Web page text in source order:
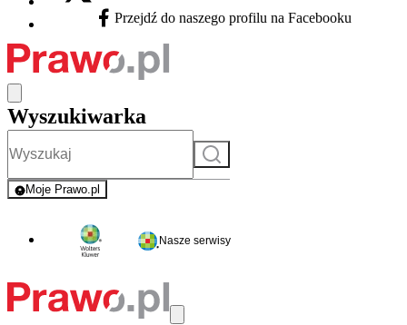
Facebook - otwiera się w nowej karcie
Przejdź do naszego profilu na Facebooku
Wyszukiwarka
Szukaj
Moje Prawo.pl
- rejestracja i logowanie do serwisu
Nasze serwisy